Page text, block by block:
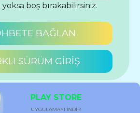
boş bırakabilirsiniz.
BAĞLAN
SÜRÜM GİRİŞ
PLAY STORE
UYGULAMAYI İNDİR